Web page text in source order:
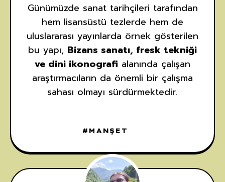
Günümüzde sanat tarihçileri tarafından
hem lisansüstü tezlerde hem de
uluslararası yayınlarda örnek gösterilen
bu yapı, Bizans sanatı, fresk tekniği
ve dini ikonografi alanında çalışan
araştırmacıların da önemli bir çalışma
sahası olmayı sürdürmektedir.
MANŞET